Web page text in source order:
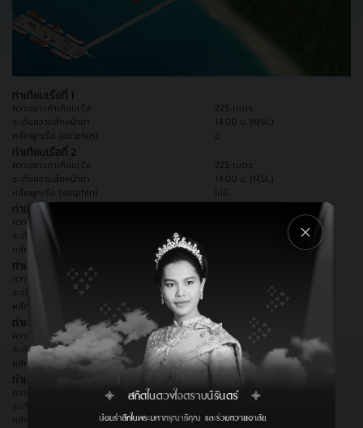
ท่าเทียบเรือที่ 1
ความยาวท่าเทียบเรือ
225 เมตร
ระดับความลึกหน้าท่า
14.00 ม. (MSL)
หลักผูกเรือ (dolphin)
มี
ท่าเทียบเรือที่ 2
ความยาวท่าเทียบเรือ
225 เมตร
ระดับความลึกหน้าท่า
14.00 ม. (MSL)
หลักผูกเรือ (dolphin)
ไม่มี
ท่าเทียบเรือที่ 3
ความยาวท่าเทียบเรือ
ระดับความลึกหน้าท่า
หลักผูกเรือ (dolphin)
ท่าเทียบเรือที่ 4
ความยาวท่าเทียบเรือ
ระดับความลึกหน้าท่า
12.50 ม. (MSL)
หลักผูกเรือ (dolphin)
ท่าเทียบเรือที่ 5
ความยาวท่าเทียบเรือ
200 เมตร
ระดับความลึกหน้าท่า
12.50 ม. (MSL)
หลักผูกเรือ (dolphin)
ไม่มี
ท่าเทียบเรือที่ 6
ความยาวท่าเทียบเรือ
160 เมตร
ระดับความลึกหน้าท่า
หลักผูกเรือ (dolphin)
มี